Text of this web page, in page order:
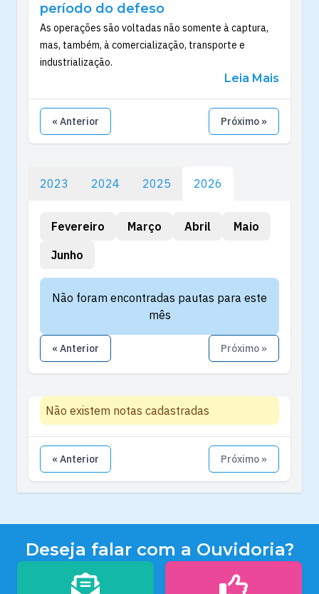
período do defeso
As operações são voltadas não somente à captura,
mas, também, à comercialização, transporte e
industrialização.
Leia Mais
« Anterior Próximo »
2023 2024 2025 2026
Fevereiro Março Abril
Maio
Junho
Não foram encontradas pautas para este
mês
« Anterior Próximo »
Não existem notas cadastradas
« Anterior Próximo »
Deseja falar com a Ouvidoria?